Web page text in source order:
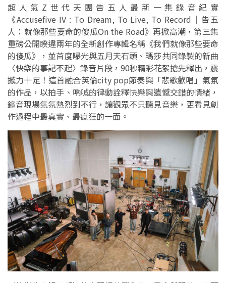
超人氣Z世代天團告五人最新一集錄音紀實
《Accusefive IV : To Dream, To Live, To Record｜告五
人：就像那些要命的傻瓜On the Road》再掀高潮，第三集
重磅公開睽違兩年的全新創作專輯名稱《我們就像那些要命
的傻瓜》，並首度曝光與五月天石頭、瑪莎共同錄製的新曲
〈快樂的事記不起〉錄音片段，90秒精彩花絮搶先釋出，震
撼力十足！這首融合英倫city pop節奏與「悲歌歡唱」氣氛
的作品，以拍手、吶喊的律動詮釋快樂與遺憾交錯的情緒，
錄音現場氣氛熱烈到不行，讓觀眾不只聽見音樂，更看見創
作過程中最真實、最瘋狂的一面。